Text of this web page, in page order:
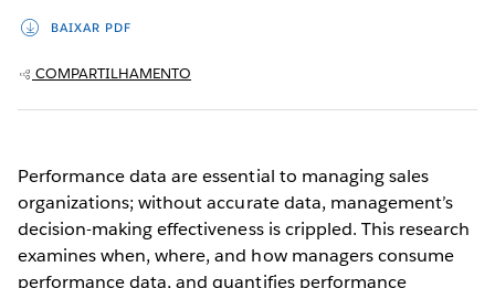
BAIXAR PDF
COMPARTILHAMENTO
Performance data are essential to managing sales
organizations; without accurate data, management’s
decision-making effectiveness is crippled. This research
examines when, where, and how managers consume
performance data, and quantifies performance